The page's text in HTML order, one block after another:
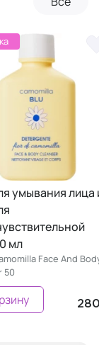
умывания лица
мл
Face And
50